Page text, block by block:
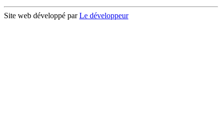
Site web développé parLe développeur